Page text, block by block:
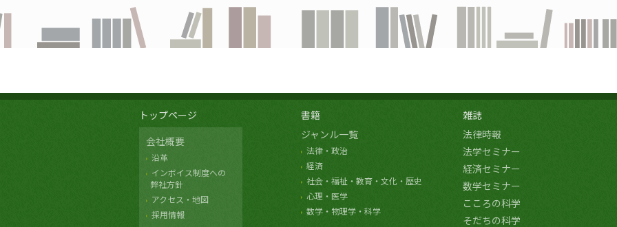
トップページ
会社概要
沿革
インボイス制度への
弊社方針
アクセス・地図
採用情報
書籍
ジャンル一覧
法律・政治
経済
社会・福祉・教育・文化・歴史
心理・医学
数学・物理学・科学
雑誌
法律時報
法学セミナー
経済セミナー
数学セミナー
こころの科学
そだちの科学